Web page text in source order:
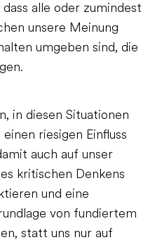
alle oder zumindest
unsere Meinung
umgeben sind, die
in diesen Situationen
riesigen Einfluss
auch auf unser
kritischen Denkens
und eine
von fundiertem
statt uns nur auf